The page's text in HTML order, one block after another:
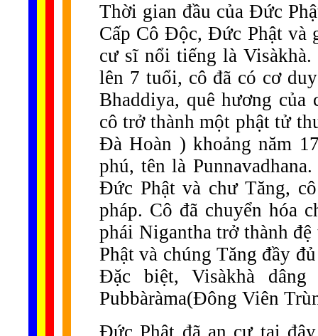
Thời gian đầu của Đức
Cấp Cô Độc, Đức Phật và
cư sĩ nổi tiếng là
lên 7 tuổi, cô đã có cơ
Bhaddiya, quê hương
cô trở thành một phật tử
Đà Hoàn ) khoảng năm
phú, tên là
Đức Phật và chư Tăng,
pháp. Cô đã chuyển hóa
phái Nigantha trở thành
Phật và chúng Tăng đầy
Đặc biệt, Visàkhà
Pubbàràma(Đông Viên
Đức Phật đã an cư tại